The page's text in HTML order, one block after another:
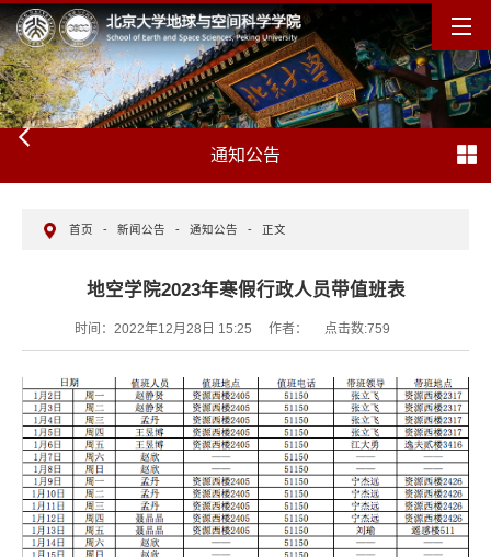
通知公告
首页 - 新闻公告 - 通知公告 - 正文
地空学院2023年寒假行政人员带值班表
时间：2022年12月28日 15:25 作者： 点击数:759